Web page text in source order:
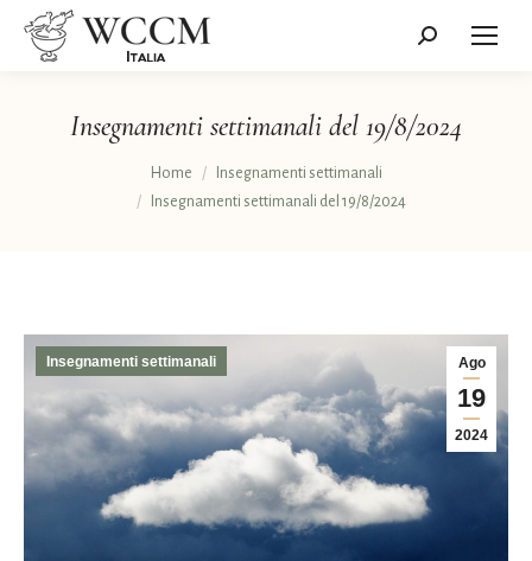
Cerca:
Insegnamenti settimanali del 19/8/2024
Home
Insegnamenti settimanali
Insegnamenti settimanali del 19/8/2024
Ago
19
2024
Insegnamenti settimanali